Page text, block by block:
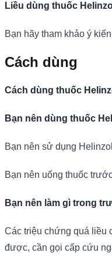
Liều dùng thuốc
Bạn hãy tham khảo ý
Cách dùng
Cách dùng thuốc
Bạn nên dùng thuốc
Bạn nên sử dụng
Bạn nên uống thuốc
Bạn nên làm gì trong
Các triệu chứng quá liều
được, cần gọi cấp cứu